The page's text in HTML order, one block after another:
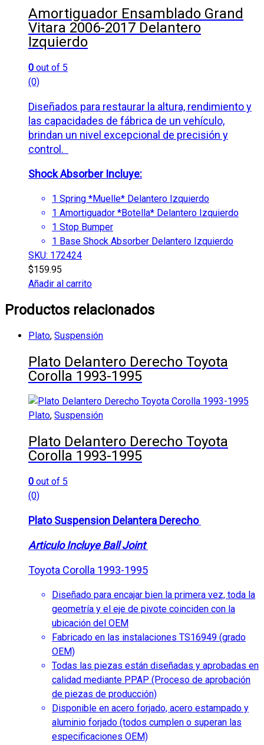
Amortiguador Ensamblado Grand
Vitara 2006-2017 Delantero
Izquierdo
0 out of 5
(0)
Diseñados para restaurar la altura, rendimiento y
las capacidades de fábrica de un vehículo,
brindan un nivel excepcional de precisión y
control.
Shock Absorber Incluye:
1 Spring *Muelle* Delantero Izquierdo
1 Amortiguador *Botella* Delantero Izquierdo
1 Stop Bumper
1 Base Shock Absorber Delantero Izquierdo
SKU: 172424
$159.95
Añadir al carrito
Productos relacionados
Plato, Suspensión
Plato Delantero Derecho Toyota
Corolla 1993-1995
Plato, Suspensión
Plato Delantero Derecho Toyota
Corolla 1993-1995
0 out of 5
(0)
Plato Suspension Delantera Derecho
Articulo Incluye Ball Joint
Toyota Corolla 1993-1995
Diseñado para encajar bien la primera vez, toda la
geometría y el eje de pivote coinciden con la
ubicación del OEM
Fabricado en las instalaciones TS16949 (grado
OEM)
Todas las piezas están diseñadas y aprobadas en
calidad mediante PPAP (Proceso de aprobación
de piezas de producción)
Disponible en acero forjado, acero estampado y
aluminio forjado (todos cumplen o superan las
especificaciones OEM)